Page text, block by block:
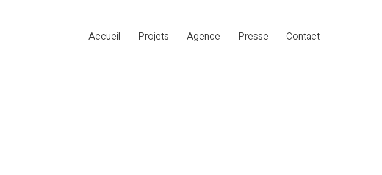
Accueil Projets Agence Presse Contact